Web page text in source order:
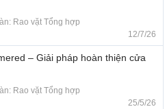
Rao vặt Tổng hợp
12/7/26
– Giải pháp hoàn thiện cửa
Rao vặt Tổng hợp
25/5/26